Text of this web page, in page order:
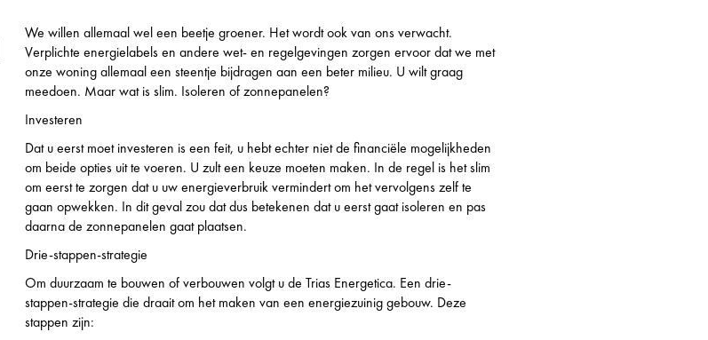
We willen allemaal wel een beetje groener. Het wordt ook van ons verwacht.
Verplichte energielabels en andere wet- en regelgevingen zorgen ervoor dat we met
onze woning allemaal een steentje bijdragen aan een beter milieu. U wilt graag
meedoen. Maar wat is slim. Isoleren of zonnepanelen?
Investeren
Dat u eerst moet investeren is een feit, u hebt echter niet de financiële mogelijkheden
om beide opties uit te voeren. U zult een keuze moeten maken. In de regel is het slim
om eerst te zorgen dat u uw energieverbruik vermindert om het vervolgens zelf te
gaan opwekken. In dit geval zou dat dus betekenen dat u eerst gaat isoleren en pas
daarna de zonnepanelen gaat plaatsen.
Drie-stappen-strategie
Om duurzaam te bouwen of verbouwen volgt u de Trias Energetica. Een drie-
stappen-strategie die draait om het maken van een energiezuinig gebouw. Deze
stappen zijn: